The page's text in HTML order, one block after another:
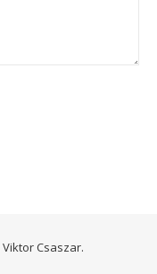
Viktor Csaszar.